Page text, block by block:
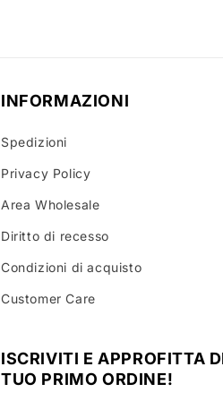
INFORMAZIONI
Spedizioni
Privacy Policy
Area Wholesale
Diritto di recesso
Condizioni di acquisto
Customer Care
ISCRIVITI E APPROFITTA
TUO PRIMO ORDINE!